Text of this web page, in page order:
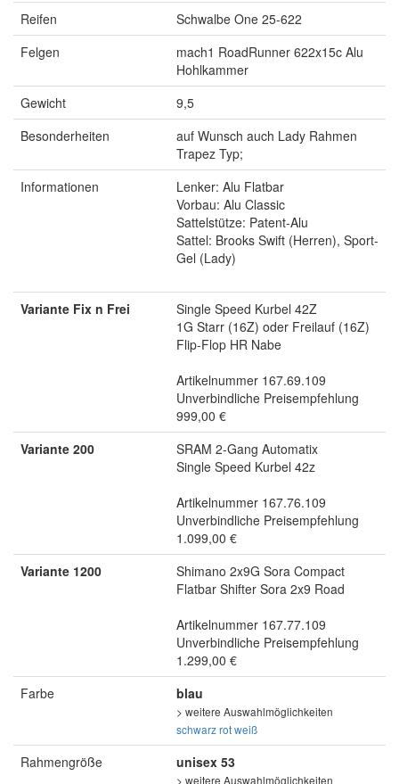
Reifen
Schwalbe One 25-622
Felgen
mach1 RoadRunner 622x15c Alu
Hohlkammer
Gewicht
9,5
Besonderheiten
auf Wunsch auch Lady Rahmen
Trapez Typ;
Informationen
Lenker: Alu Flatbar
Vorbau: Alu Classic
Sattelstütze: Patent-Alu
Sattel: Brooks Swift (Herren), Sport-
Gel (Lady)
Variante Fix n Frei
Single Speed Kurbel 42Z
1G Starr (16Z) oder Freilauf (16Z)
Flip-Flop HR Nabe
Artikelnummer 167.69.109
Unverbindliche Preisempfehlung
999,00 €
Variante 200
SRAM 2-Gang Automatix
Single Speed Kurbel 42z
Artikelnummer 167.76.109
Unverbindliche Preisempfehlung
1.099,00 €
Variante 1200
Shimano 2x9G Sora Compact
Flatbar Shifter Sora 2x9 Road
Artikelnummer 167.77.109
Unverbindliche Preisempfehlung
1.299,00 €
Farbe
blau
> weitere Auswahlmöglichkeiten
schwarzrotweiß
Rahmengröße unisex 53
> weitere Auswahlmöglichkeiten